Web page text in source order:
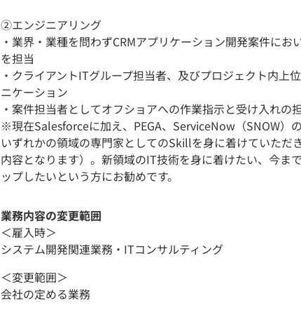
②エンジニアリング
・業界・業種を問わずCRMアプリケーション開発案件に
を担当
・クライアントITグループ担当者、及びプロジェクト内上
ニケーション
・案件担当者としてオフショアへの作業指示と受け入れの
※現在Salesforceに加え、PEGA、ServiceNow（SNOW）
いずれかの領域の専門家としてのSkillを身に着けていただ
内容となります）。新領域のIT技術を身に着けたい、今ま
ップしたいという方にお勧めです。
業務内容の変更範囲
＜雇入時＞
システム開発関連業務・ITコンサルティング
＜変更範囲＞
会社の定める業務